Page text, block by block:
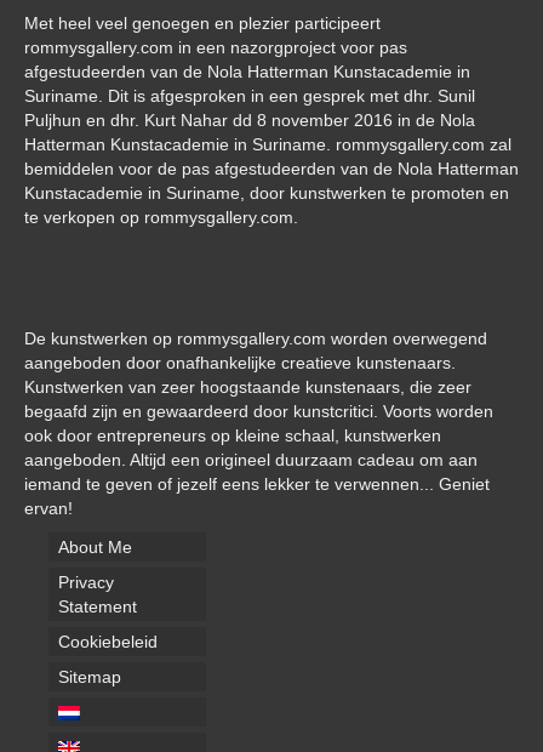
Met heel veel genoegen en plezier participeert
rommysgallery.com in een nazorgproject voor pas
afgestudeerden van de Nola Hatterman Kunstacademie in
Suriname. Dit is afgesproken in een gesprek met dhr. Sunil
Puljhun en dhr. Kurt Nahar dd 8 november 2016 in de Nola
Hatterman Kunstacademie in Suriname. rommysgallery.com zal
bemiddelen voor de pas afgestudeerden van de Nola Hatterman
Kunstacademie in Suriname, door kunstwerken te promoten en
te verkopen op rommysgallery.com.
De kunstwerken op rommysgallery.com worden overwegend
aangeboden door onafhankelijke creatieve kunstenaars.
Kunstwerken van zeer hoogstaande kunstenaars, die zeer
begaafd zijn en gewaardeerd door kunstcritici. Voorts worden
ook door entrepreneurs op kleine schaal, kunstwerken
aangeboden. Altijd een origineel duurzaam cadeau om aan
iemand te geven of jezelf eens lekker te verwennen... Geniet
ervan!
About Me
Privacy
Statement
Cookiebeleid
Sitemap